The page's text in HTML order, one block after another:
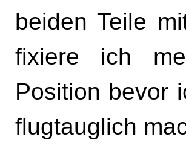
beiden Teile
fixiere ich
Position bevor
flugtauglich